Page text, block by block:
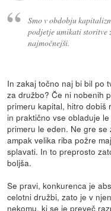
Smo v obdobju
podjetje umikati storitve
najmočnejši.
In zakaj točno naj bi bil po
za družbo? Če ni nobenih
primeru kapital, hitro dobiš
in praktično vse obladuje
primeru le eden. Ne gre
ampak velika riba požre
splavati. In to preprosto
boljša.
Se pravi, konkurenca je
celotni družbi, zato je v
nekomu, ki se je preveč